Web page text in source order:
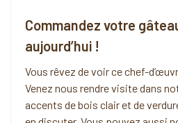
Commandez votre
aujourd’hui !
Vous rêvez de voir ce chef-
Venez nous rendre visite dans
accents de bois clair et de